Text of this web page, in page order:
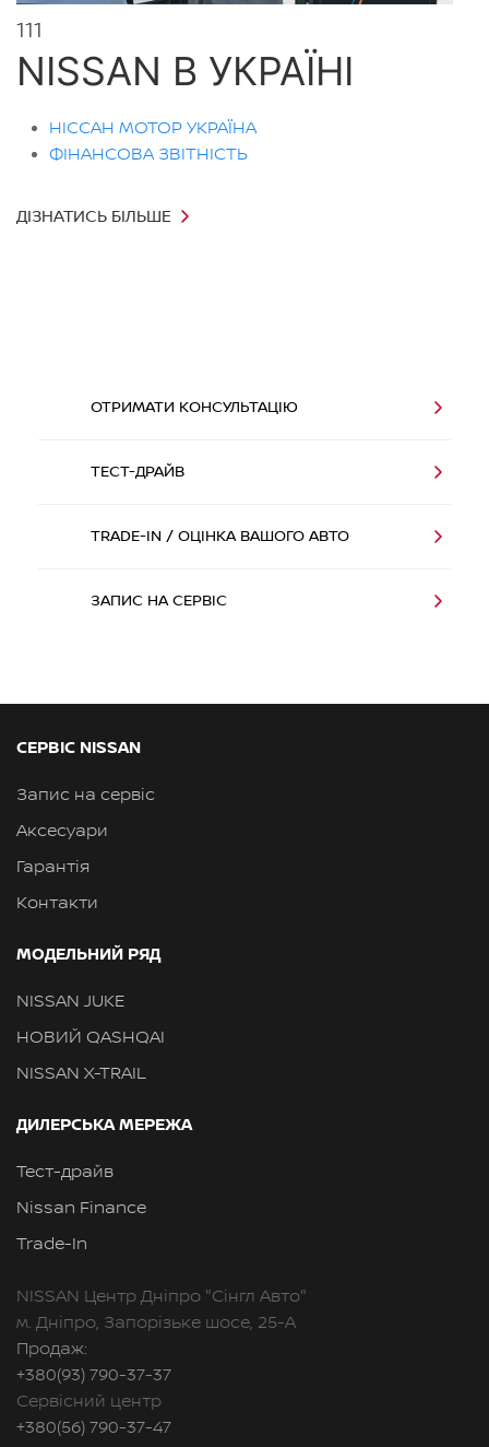
111
NISSAN В УКРАЇНІ
НІССАН МОТОР УКРАЇНА
ФІНАНСОВА ЗВІТНІСТЬ
ДІЗНАТИСЬ БІЛЬШЕ
ОТРИМАТИ КОНСУЛЬТАЦIЮ
ТЕСТ-ДРАЙВ
TRADE-IN / ОЦIНКА ВАШОГО АВТО
ЗАПИС НА СЕРВIС
СЕРВІС NISSAN
Запис на сервіс
Аксесуари
Гарантія
Контакти
МОДЕЛЬНИЙ РЯД
NISSAN JUKE
НОВИЙ QASHQAI
NISSAN X-TRAIL
ДИЛЕРСЬКА МЕРЕЖА
Тест-драйв
Nissan Finance
Trade-In
NISSAN Центр Дніпро "Сінгл Авто"
м. Дніпро, Запорізьке шосе, 25-А
Продаж:
+380(93) 790-37-37
Сервісний центр
+380(56) 790-37-47